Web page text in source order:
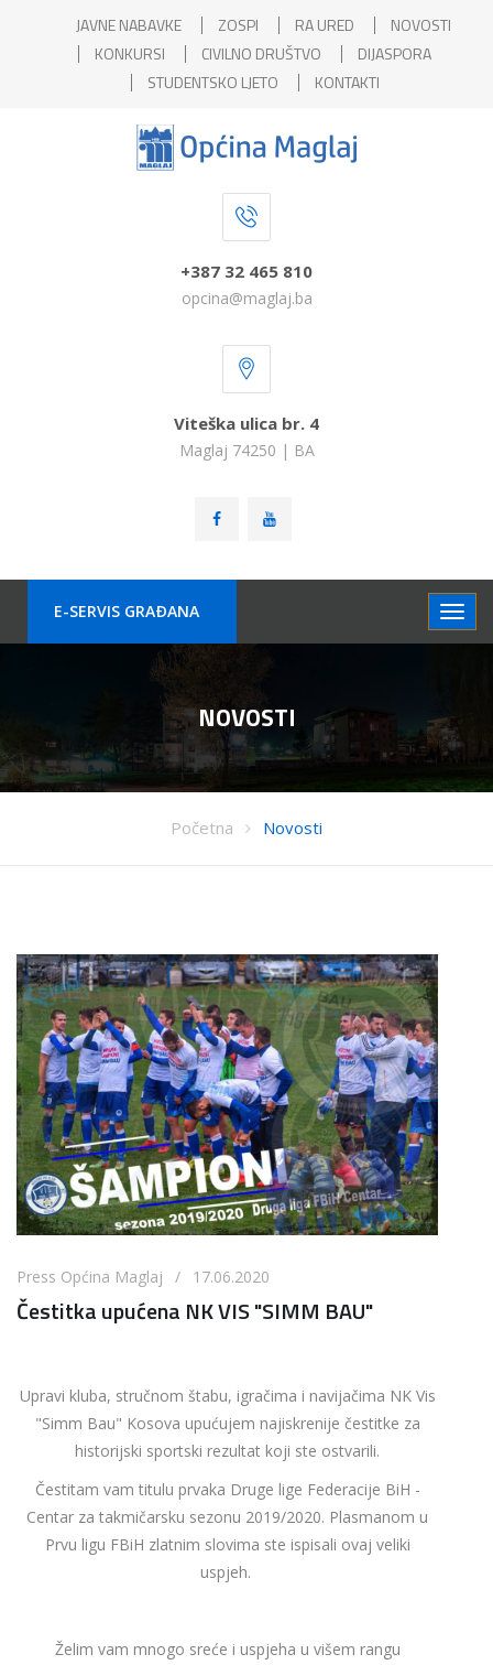
JAVNE NABAVKE ZOSPI RA URED
NOVOSTI
KONKURSI
CIVILNO DRUŠTVO
DIJASPORA
STUDENTSKO LJETO
KONTAKTI
+387 32 465 810
opcina@maglaj.ba
Viteška ulica br. 4
Maglaj 74250 | BA
E-SERVIS GRAÐANA
NOVOSTI
Početna Novosti
Press Općina Maglaj / 17.06.2020
Čestitka upućena NK VIS "SIMM BAU"
Upravi kluba, stručnom štabu, igračima i navijačima NK Vis
"Simm Bau" Kosova upućujem najiskrenije čestitke za
historijski sportski rezultat koji ste ostvarili.
Čestitam vam titulu prvaka Druge lige Federacije BiH -
Centar za takmičarsku sezonu 2019/2020. Plasmanom u
Prvu ligu FBiH zlatnim slovima ste ispisali ovaj veliki
uspjeh.
Želim vam mnogo sreće i uspjeha u višem rangu